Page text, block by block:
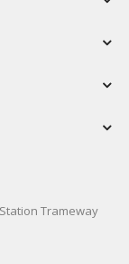
Trameway